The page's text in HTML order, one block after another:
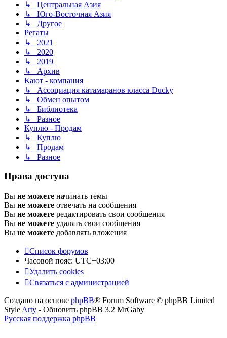
↳ Центральная Азия
↳ Юго-Восточная Азия
↳ Другое
Регаты
↳ 2021
↳ 2020
↳ 2019
↳ Архив
Кают - компания
↳ Ассоциация катамаранов класса Ducky
↳ Обмен опытом
↳ Библиотека
↳ Разное
Куплю - Продам
↳ Куплю
↳ Продам
↳ Разное
Права доступа
Вы не можете начинать темы
Вы не можете отвечать на сообщения
Вы не можете редактировать свои сообщения
Вы не можете удалять свои сообщения
Вы не можете добавлять вложения
Список форумов
Часовой пояс: UTC+03:00
Удалить cookies
Связаться с администрацией
Создано на основе phpBB® Forum Software © phpBB Limited
Style Arty - Обновить phpBB 3.2 MrGaby
Русская поддержка phpBB